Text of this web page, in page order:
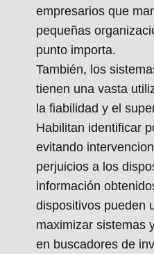
empresarios que
pequeñas
punto importa.
También, los
tienen una vasta
la fiabilidad y el
Habilitan identificar
evitando
perjuicios a los
información
dispositivos pueden
maximizar sistemas
en buscadores de